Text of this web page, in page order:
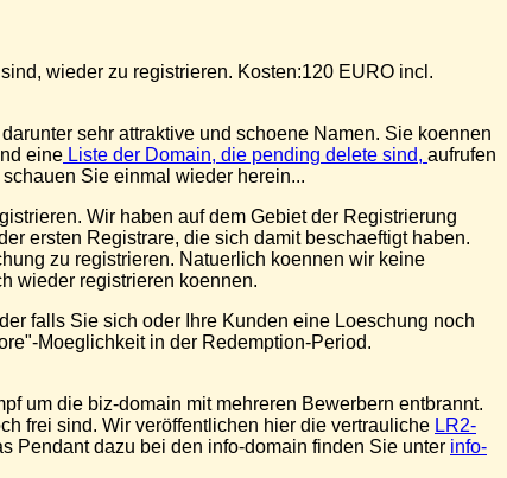
wieder zu registrieren. Kosten:120 EURO incl.
sehr attraktive und schoene Namen. Sie koennen
eine Liste der Domain, die pending delete sind, aufrufen
Sie einmal wieder herein...
Wir haben auf dem Gebiet der Registrierung
ersten Registrare, die sich damit beschaeftigt haben.
zu registrieren. Natuerlich koennen wir keine
wieder registrieren koennen.
falls Sie sich oder Ihre Kunden eine Loeschung noch
Moeglichkeit in der Redemption-Period.
um die biz-domain mit mehreren Bewerbern entbrannt.
frei sind. Wir veröffentlichen hier die vertrauliche LR2-
Pendant dazu bei den info-domain finden Sie unter info-